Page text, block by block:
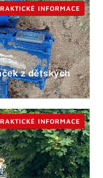
z dětských
INFORMACE
INFORMACE